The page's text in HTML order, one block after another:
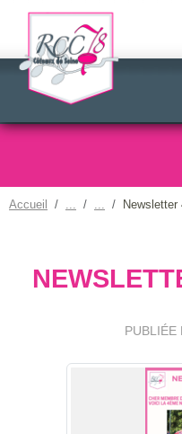
Accueil Newsletter
PUBLIÉE
Panneau de gestion des